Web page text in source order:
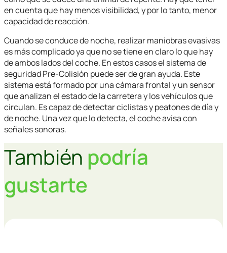
en cuenta que hay menos visibilidad, y por lo tanto, menor
capacidad de reacción.
Cuando se conduce de noche, realizar maniobras evasivas
es más complicado ya que no se tiene en claro lo que hay
de ambos lados del coche. En estos casos el sistema de
seguridad Pre-Colisión puede ser de gran ayuda. Este
sistema está formado por una cámara frontal y un sensor
que analizan el estado de la carretera y los vehículos que
circulan. Es capaz de detectar ciclistas y peatones de día y
de noche. Una vez que lo detecta, el coche avisa con
señales sonoras.
También podría
gustarte